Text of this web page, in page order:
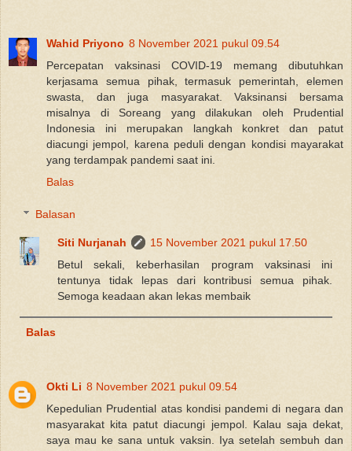
Wahid Priyono 8 November 2021 pukul 09.54
Percepatan vaksinasi COVID-19 memang dibutuhkan
kerjasama semua pihak, termasuk pemerintah, elemen
swasta, dan juga masyarakat. Vaksinansi bersama
misalnya di Soreang yang dilakukan oleh Prudential
Indonesia ini merupakan langkah konkret dan patut
diacungi jempol, karena peduli dengan kondisi mayarakat
yang terdampak pandemi saat ini.
Balas
Balasan
Siti Nurjanah
15 November 2021 pukul 17.50
Betul sekali, keberhasilan program vaksinasi ini
tentunya tidak lepas dari kontribusi semua pihak.
Semoga keadaan akan lekas membaik
Balas
Okti Li 8 November 2021 pukul 09.54
Kepedulian Prudential atas kondisi pandemi di negara dan
masyarakat kita patut diacungi jempol. Kalau saja dekat,
saya mau ke sana untuk vaksin. Iya setelah sembuh dan